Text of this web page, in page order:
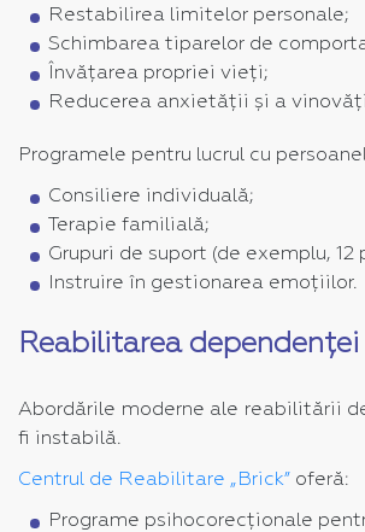
Restabilirea limitelor personale;
Schimbarea tiparelor de
Învățarea propriei vieți;
Reducerea anxietății și a
Programele pentru lucrul cu
Consiliere individuală;
Terapie familială;
Grupuri de suport (de exemplu,
Instruire în gestionarea emoțiilor.
Reabilitarea
Abordările moderne ale reabilitării
fi instabilă.
Centrul de Reabilitare „Brick” oferă:
Programe psihocorecționale